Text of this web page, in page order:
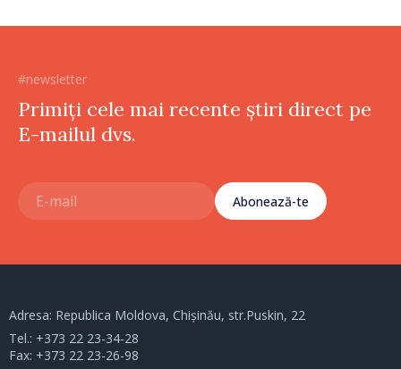
#newsletter
Primiți cele mai recente știri direct pe
E-mailul dvs.
Abonează-te
Adresa: Republica Moldova, Chișinău, str.Puskin, 22
Tel.: +373 22 23-34-28
Fax: +373 22 23-26-98